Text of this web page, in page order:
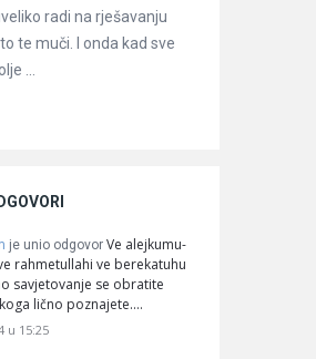
radi na rješavanju
te muči. I onda kad sve
...
je unio odgovor Ve alejkumu-
rahmetullahi ve berekatuhu
savjetovanje se obratite
lično poznajete.…
u 15:25